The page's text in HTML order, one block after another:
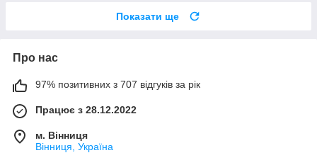
Показати ще
Про нас
97% позитивних з 707 відгуків за рік
Працює з 28.12.2022
м. Вінниця
Вінниця, Україна